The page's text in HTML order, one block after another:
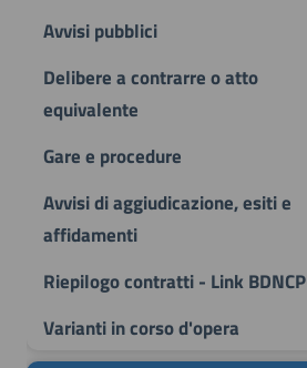
Avvisi pubblici
Delibere a contrarre o atto
equivalente
Gare e procedure
Avvisi di aggiudicazione, esiti e
affidamenti
Riepilogo contratti - Link BDNCP
Varianti in corso d'opera